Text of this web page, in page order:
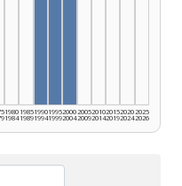
1980
1984
1985
1989
1990
1994
1995
1999
2000
2004
2005
2009
2010
2014
2015
2019
2020
2024
2025
2026